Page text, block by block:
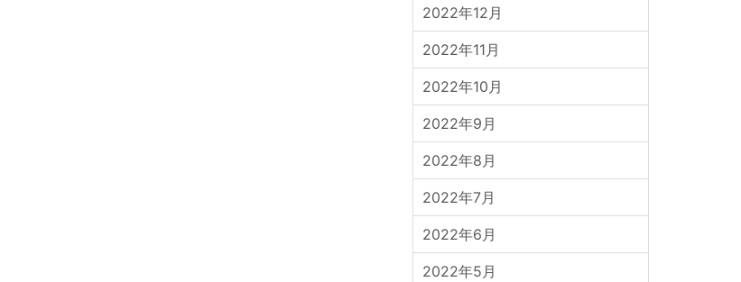
2022年12月
2022年11月
2022年10月
2022年9月
2022年8月
2022年7月
2022年6月
2022年5月